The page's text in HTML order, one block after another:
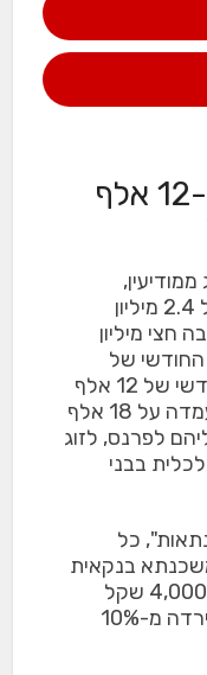
ההחזר החודשי ירד מ-12 אלף
שהחזיקו בבעלותם דירה בשווי של 2.4 מיליון
חצי מיליון
של
השניים –שנאלצו לשלם החזר חודשי של 12 אלף
שקלים, כשהכנסתם המשותפת עמדה על 18 אלף
לפרנס, לזוג
בבני
כל
בנקאית
על הדירה, וכעת הם מחזירים רק 4,000 שקל
בחודש, לאחר שהריבית ששילמו ירדה מ-10%